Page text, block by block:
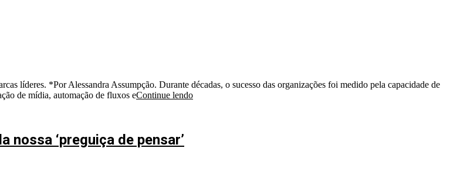
líderes. *Por Alessandra Assumpção. Durante décadas, o sucesso das organizações foi medido pela capacidade de
de mídia, automação de fluxos eContinue lendo
nossa ‘preguiça de pensar’